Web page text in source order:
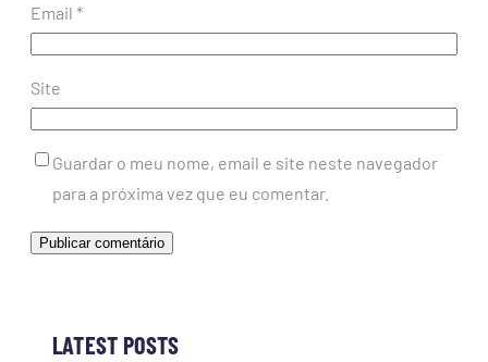
Email *
Site
Guardar o meu nome, email e site neste navegador
para a próxima vez que eu comentar.
LATEST POSTS